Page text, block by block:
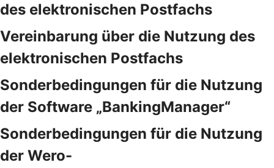
des elektronischen Postfachs
Vereinbarung über die Nutzung des
elektronischen Postfachs
Sonderbedingungen für die Nutzung
der Software „BankingManager“
Sonderbedingungen für die Nutzung
der Wero-